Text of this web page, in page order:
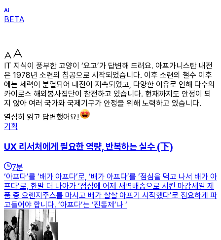
BETA
IT 지식이 풍부한 고양이 ‘요고’가 답변해 드려요. 아프가니스탄 내전
은 1978년 소련의 침공으로 시작되었습니다. 이후 소련의 철수 이후
에는 세력이 분열되어 내전이 지속되었고, 다양한 이유로 인해 다수의
카이로스 해외봉사집단이 참전하고 있습니다. 현재까지도 안정이 되
지 않아 여러 국가와 국제기구가 안정을 위해 노력하고 있습니다.
열심히 읽고 답변했어요!
기획
UX 리서처에게 필요한 역량, 반복하는 실수 (下)
7분
‘아프다’를 ‘배가 아프다’로, ‘배가 아프다’를 ‘점심을 먹고 나서 배가 아
프다’로, 한발 더 나아가 ‘점심에 어제 새벽배송으로 시킨 마감세일 제
품 중 오렌지주스를 마시고 배가 살살 아프기 시작했다’로 집요하게 파
고들어야 합니다. ‘아프다’는 ‘진통제’나 ‘